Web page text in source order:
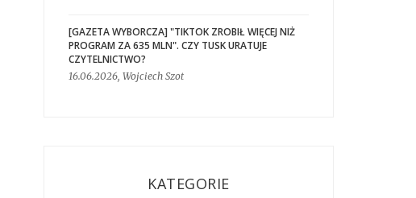
[GAZETA WYBORCZA] "TIKTOK ZROBIŁ WIĘCEJ NIŻ
PROGRAM ZA 635 MLN". CZY TUSK URATUJE
CZYTELNICTWO?
16.06.2026, Wojciech Szot
KATEGORIE